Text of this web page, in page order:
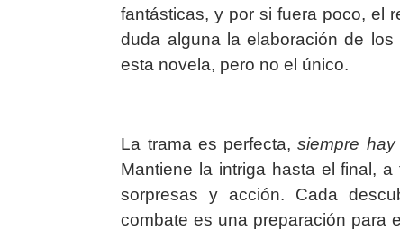
fantásticas, y por si fuera poco, el
duda alguna la elaboración de
esta novela, pero no el único.
La trama es perfecta,siempre
Mantiene la intriga hasta el final,
sorpresas y acción. Cada
combate es una preparación para